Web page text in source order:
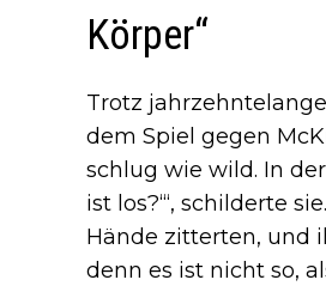
Körper“
Trotz
dem Spiel gegen
schlug wie wild. In
ist los?‘“, schilderte
Hände zitterten, und
denn es ist nicht so,